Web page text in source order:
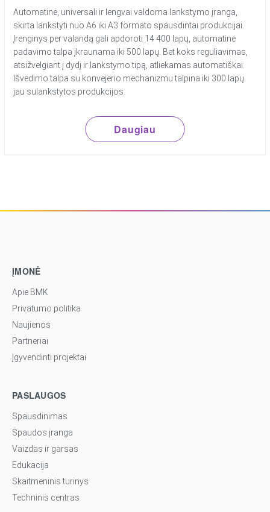
Automatinė, universali ir lengvai valdoma lankstymo įranga,
skirta lankstyti nuo A6 iki A3 formato spausdintai produkcijai.
Įrenginys per valandą gali apdoroti 14 400 lapų, automatinė
padavimo talpa įkraunama iki 500 lapų. Bet koks reguliavimas,
atsižvelgiant į dydį ir lankstymo tipą, atliekamas automatiškai.
Išvedimo talpa su konvejerio mechanizmu talpina iki 300 lapų
jau sulankstytos produkcijos.
Daugiau
ĮMONĖ
Apie BMK
Privatumo politika
Naujienos
Partneriai
Įgyvendinti projektai
PASLAUGOS
Spausdinimas
Spaudos įranga
Vaizdas ir garsas
Edukacija
Skaitmeninis turinys
Techninis centras